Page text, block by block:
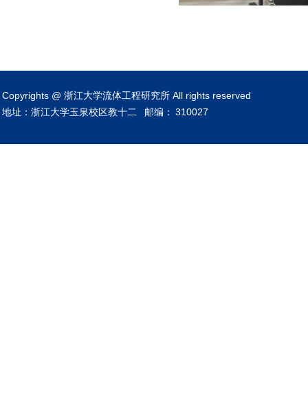
Copyrights @ 浙江大学流体工程研究所 All rights reserved
地址：浙江大学玉泉校区教十二
邮编： 310027